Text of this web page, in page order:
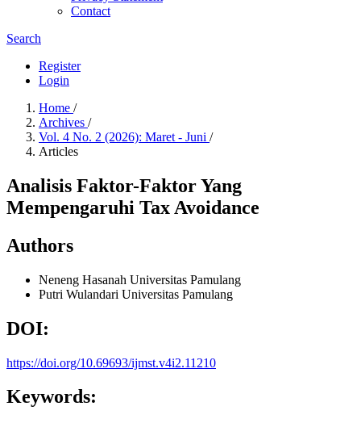
Contact
Search
Register
Login
Home /
Archives /
Vol. 4 No. 2 (2026): Maret - Juni /
Articles
Analisis Faktor-Faktor Yang
Mempengaruhi Tax Avoidance
Authors
Neneng Hasanah Universitas Pamulang
Putri Wulandari Universitas Pamulang
DOI:
https://doi.org/10.69693/ijmst.v4i2.11210
Keywords: